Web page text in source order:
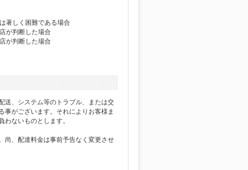
著しく困難である場合
が判断した場合
が判断した場合
送、システム等のトラブル、または交
事がございます。それによりお客様ま
ないものとします。
尚、配達料金は事前予告なく変更させ